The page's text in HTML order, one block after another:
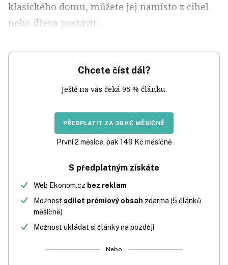
klasického domu, můžete jej namísto z cihel
nebo dřeva postavit...
Chcete číst dál?
Ještě na vás čeká 95 % článku.
PŘEDPLATIT ZA 39 KČ MĚSÍČNĚ
První 2 měsíce, pak 149 Kč měsíčně
S předplatným získáte
Web Ekonom.cz bez reklam
Možnost sdílet prémiový obsah zdarma (5 článků
měsíčně)
Možnost ukládat si články na později
Nebo